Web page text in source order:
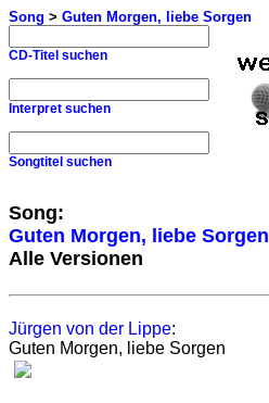
Song > Guten Morgen, liebe Sorgen
CD-Titel suchen
Interpret suchen
Songtitel suchen
Song:
Guten Morgen, liebe Sorgen
Alle Versionen
Jürgen von der Lippe:
Guten Morgen, liebe Sorgen